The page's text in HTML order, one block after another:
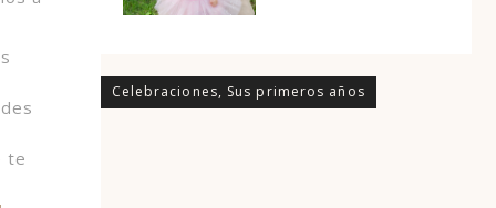
te
Celebraciones, Sus primeros años